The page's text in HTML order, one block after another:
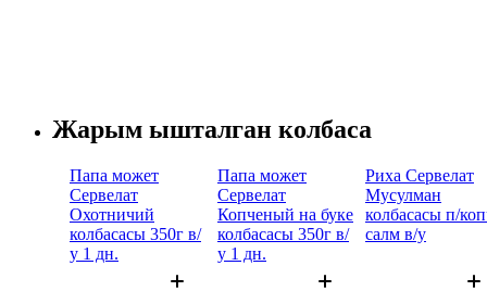
Жарым ышталган колбаса
Папа может
Сервелат
Охотничий
колбасасы 350г в/
у 1 дн.
Папа может
Сервелат
Копченый на буке
колбасасы 350г в/
у 1 дн.
Риха Сервелат
Мусулман
колбасасы п/
салм в/у